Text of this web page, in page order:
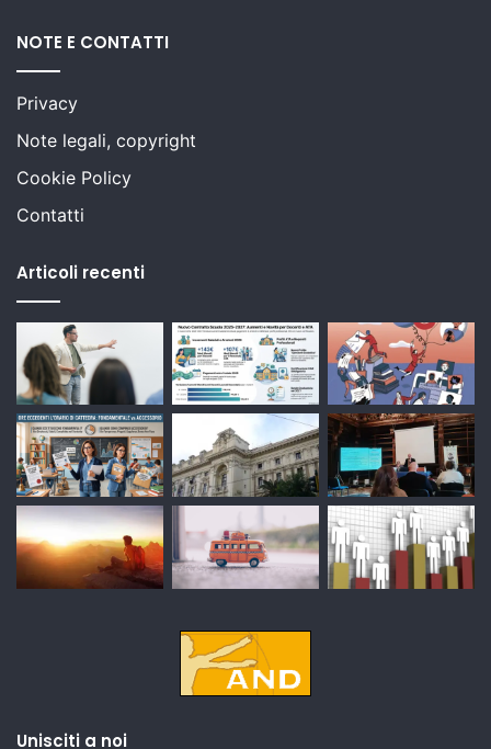
NOTE E CONTATTI
Privacy
Note legali, copyright
Cookie Policy
Contatti
Articoli recenti
Unisciti a noi